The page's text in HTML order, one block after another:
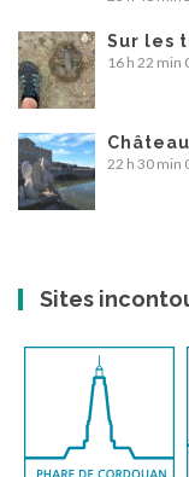
Sur les
16 h 22 min
22 h 30 min
Sites